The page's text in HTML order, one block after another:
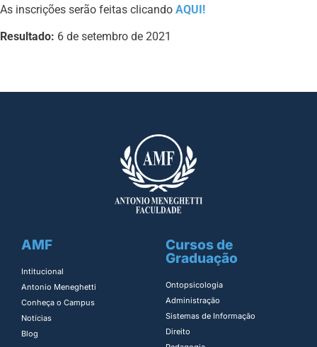
As inscrições serão feitas clicando AQUI!
Resultado: 6 de setembro de 2021
AMF
Intitucional
Antonio Meneghetti
Conheça o Campus
Notícias
Blog
Cursos de
Graduação
Ontopsicologia ​
Administração​
Sistemas de Informação​
Direito​